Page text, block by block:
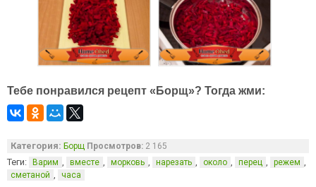
Тебе понравился рецепт «Борщ»? Тогда жми:
Категория: Борщ Просмотров: 2 165
Теги: Варим , вместе , морковь , нарезать , около , перец , режем ,
сметаной , часа